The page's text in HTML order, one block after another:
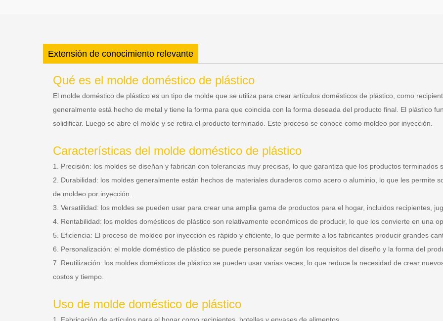
Extensión de conocimiento relevante
Qué es el molde doméstico de plástico
El molde doméstico de plástico es un tipo de molde que se utiliza para crear artículos domésticos de plástico, como
generalmente está hecho de metal y tiene la forma para que coincida con la forma deseada del producto final. El plástico
solidificar. Luego se abre el molde y se retira el producto terminado. Este proceso se conoce como moldeo por inyección.
Características del molde doméstico de plástico
1. Precisión: los moldes se diseñan y fabrican con tolerancias muy precisas, lo que garantiza que los productos terminados
2. Durabilidad: los moldes generalmente están hechos de materiales duraderos como acero o aluminio, lo que les permite
de moldeo por inyección.
3. Versatilidad: los moldes se pueden usar para crear una amplia gama de productos para el hogar, incluidos recipientes,
4. Rentabilidad: los moldes domésticos de plástico son relativamente económicos de producir, lo que los convierte en una
5. Eficiencia: El proceso de moldeo por inyección es rápido y eficiente, lo que permite a los fabricantes producir grandes
6. Personalización: el molde doméstico de plástico se puede personalizar según los requisitos del diseño y la forma del
7. Reutilización: los moldes domésticos de plástico se pueden usar varias veces, lo que reduce la necesidad de crear
costos y tiempo.
Uso de molde doméstico de plástico